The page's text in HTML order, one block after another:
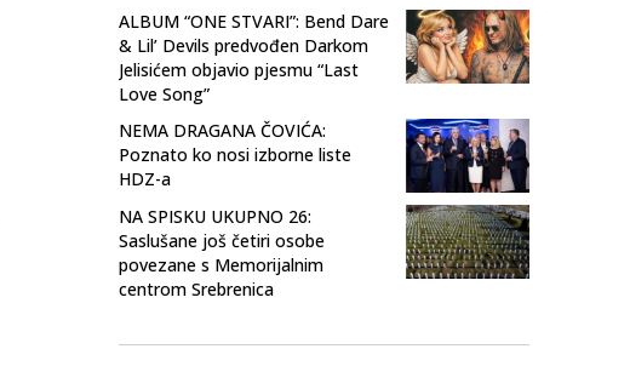
ALBUM “ONE STVARI”: Bend Dare
& Lil’ Devils predvođen Darkom
Jelisićem objavio pjesmu “Last
Love Song”
NEMA DRAGANA ČOVIĆA:
Poznato ko nosi izborne liste
HDZ-a
NA SPISKU UKUPNO 26:
Saslušane još četiri osobe
povezane s Memorijalnim
centrom Srebrenica